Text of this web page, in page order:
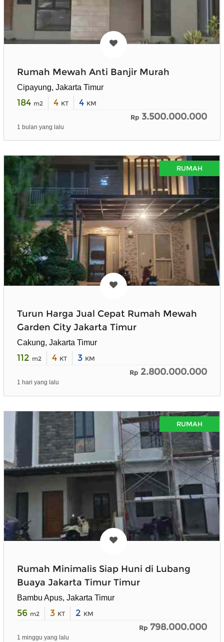
Rumah Mewah Anti Banjir Murah
Cipayung, Jakarta Timur
184 m2 4 KT 4 KM
Rp 3.500.000.000
1 bulan yang lalu
RUMAH
Turun Harga Jual Cepat Rumah Mewah
Garden City Jakarta Timur
Cakung, Jakarta Timur
112 m2 4 KT 3 KM
Rp 2.800.000.000
1 hari yang lalu
RUMAH
Rumah Minimalis Siap Huni di Lubang
Buaya Jakarta Timur Timur
Bambu Apus, Jakarta Timur
56 m2 3 KT 2 KM
Rp 798.000.000
1 minggu yang lalu